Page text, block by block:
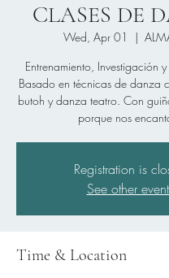
CLASES DE
Wed, Apr 01
  |
Entrenamiento, Investigación
Basado en técnicas de danza
butoh y danza teatro. Con
porque nos
Registration is
See other
Time & Location